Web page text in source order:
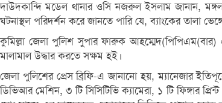
দাউদকান্দি মডেল থানার ওসি নজরুল ইসলাম জানান,
ঘটনাস্থল পরিদর্শন করে জানতে পারি যে, ব্যাংকের তালা
কুমিল্লা জেলা পুলিশ সুপার ফারুক আহম্মেদ(পিপিএম(বার)
মালামাল উদ্ধার করতে সক্ষম হই।
জেলা পুলিশের প্রেস ব্রিফি-এ জানানো হয়, ম্যানেজার
ডিভিআর মেশিন, ৩ টি সিসিটিভি ক্যামেরা, ১ টি ফিঙ্গার